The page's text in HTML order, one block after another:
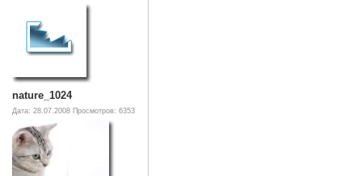
nature_1024
Дата: 28.07.2008 Просмотров: 6353